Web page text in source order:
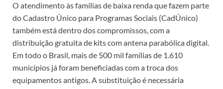
O atendimento às famílias de baixa renda que fazem parte
do Cadastro Único para Programas Sociais (CadÚnico)
também está dentro dos compromissos, com a
distribuição gratuita de kits com antena parabólica digital.
Em todo o Brasil, mais de 500 mil famílias de 1.610
municípios já foram beneficiadas com a troca dos
equipamentos antigos. A substituição é necessária